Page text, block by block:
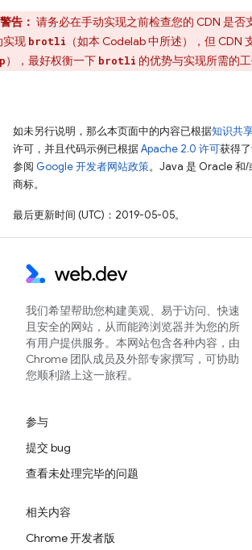
警告： 请务必在手动实现之前检查您的 CDN 是否
实现 brotli （如本 Codelab 中所述），但 CDN
），最好权衡一下 brotli 的优势与实现所需的工
如未另行说明，那么本页面中的内容已根据知识共
许可，并且代码示例已根据Apache 2.0 许可获得
参阅 Google 开发者网站政策。Java 是 Oracle 和/
商标。
最后更新时间 (UTC)：2019-05-05。
我们希望帮助您构建美观、易于访问、快速
且安全的网站，从而能跨浏览器并为您的所
有用户提供服务。本网站包含各种内容，由
Chrome 团队成员及外部专家撰写，可协助
您顺利踏上这一旅程。
参与
提交 bug
查看未处理完毕的问题
相关内容
Chrome 开发者版